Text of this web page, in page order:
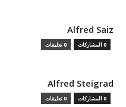
Alfred Saiz
0 المشاركات 0 تعليقات
Alfred Steigrad
0 المشاركات 0 تعليقات